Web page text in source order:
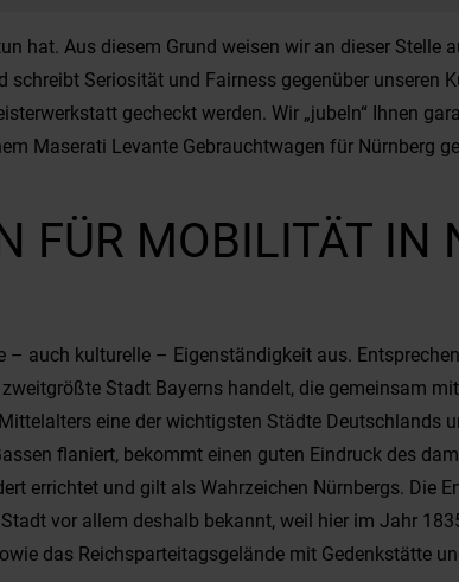
hat. Aus diesem Grund weisen wir an dieser Stelle
Seriosität und Fairness gegenüber unseren
gecheckt werden. Wir „jubeln“ Ihnen
Maserati Levante Gebrauchtwagen für Nürnberg
FÜR MOBILITÄT IN
auch kulturelle – Eigenständigkeit aus.
Stadt Bayerns handelt, die gemeinsam
eine der wichtigsten Städte Deutschlands
flaniert, bekommt einen guten Eindruck des
errichtet und gilt als Wahrzeichen Nürnbergs. Die
vor allem deshalb bekannt, weil hier im Jahr
das Reichsparteitagsgelände mit Gedenkstätte